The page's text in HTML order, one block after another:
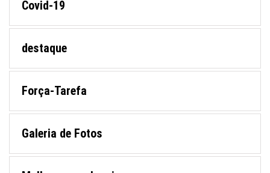
Covid-19
destaque
Força-Tarefa
Galeria de Fotos